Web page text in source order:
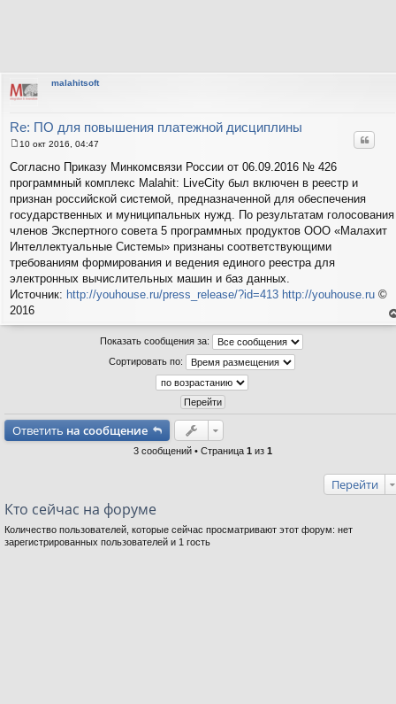
malahitsoft
Re: ПО для повышения платежной дисциплины
о
б
е
н
е
10 окт 2016, 04:47
Cогласно Приказу Минкомсвязи России от 06.09.2016 № 426
программный комплекс Malahit: LiveCity был включен в реестр и
признан российской системой, предназначенной для обеспечения
государственных и муниципальных нужд. По результатам голосования
членов Экспертного совета 5 программных продуктов ООО «Малахит
Интеллектуальные Системы» признаны соответствующими
требованиям формирования и ведения единого реестра для
электронных вычислительных машин и баз данных.
Источник: http://youhouse.ru/press_release/?id=413 http://youhouse.ru ©
2016
Показать сообщения за:
Сортировать по:
Ответить на сообщение
3 сообщений • Страница 1 из 1
Перейти
Кто сейчас на форуме
Количество пользователей, которые сейчас просматривают этот форум: нет
зарегистрированных пользователей и 1 гость